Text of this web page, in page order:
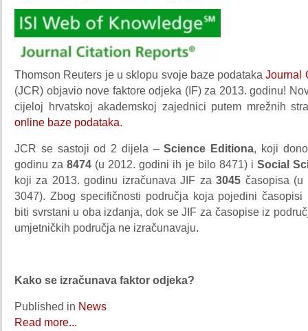
Thomson Reuters je u sklopu svoje baze podatakaJournal
(JCR) objavio nove faktore odjeka (IF) za 2013. godinu!
cijeloj hrvatskoj akademskoj zajednici putem mrežnih
online baze podataka.
JCR se sastoji od 2 dijela –Science Editiona, koji
godinu za8474 (u 2012. godini ih je bilo 8471) i Social
koji za 2013. godinu izračunava JIF za3045 časopisa
3047). Zbog specifičnosti područja koja pojedini časopisi
biti svrstani u oba izdanja, dok se JIF za časopise iz
umjetničkih područja ne izračunavaju.
Kako se izračunava faktor odjeka?
Published in News
Read more...